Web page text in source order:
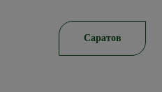
Саратов